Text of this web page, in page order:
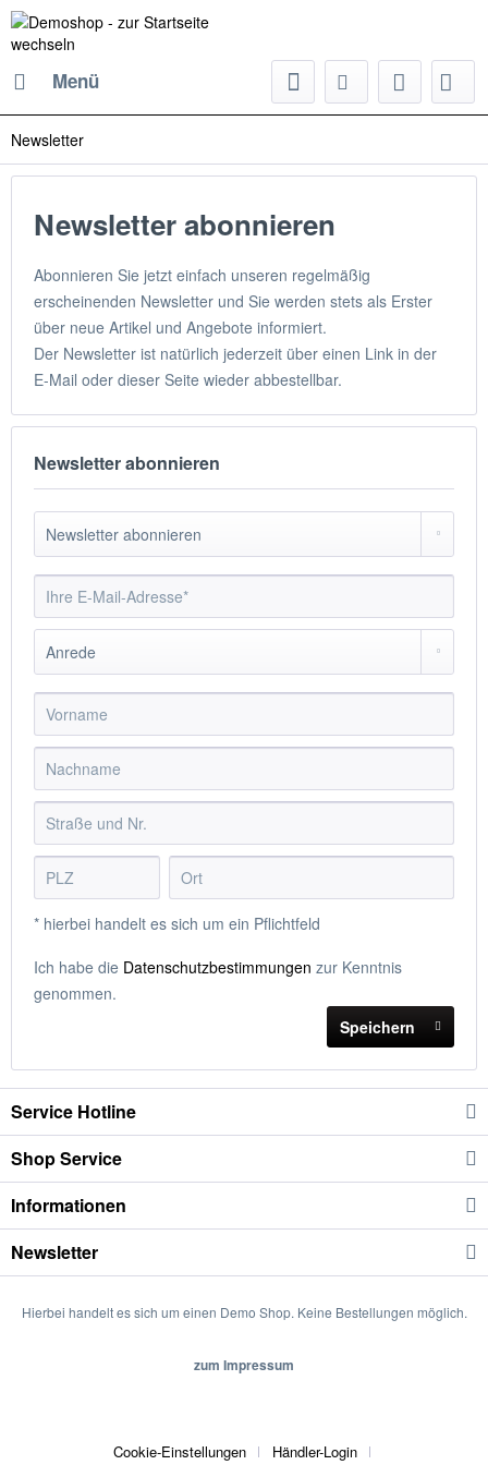
Menü
Newsletter
Newsletter abonnieren
Abonnieren Sie jetzt einfach unseren regelmäßig
erscheinenden Newsletter und Sie werden stets als Erster
über neue Artikel und Angebote informiert.
Der Newsletter ist natürlich jederzeit über einen Link in der
E-Mail oder dieser Seite wieder abbestellbar.
Newsletter abonnieren
* hierbei handelt es sich um ein Pflichtfeld
Ich habe die Datenschutzbestimmungen zur Kenntnis
genommen.
Speichern
Service Hotline
Shop Service
Informationen
Newsletter
Hierbei handelt es sich um einen Demo Shop. Keine Bestellungen möglich.
zum Impressum
Cookie-Einstellungen Händler-Login